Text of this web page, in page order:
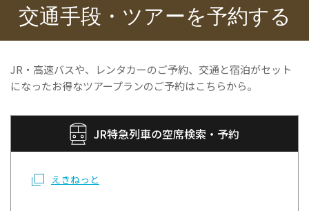
交通手段・ツアーを予約する
JR・高速バスや、レンタカーのご予約、交通と宿泊がセット
になったお得なツアープランのご予約はこちらから。
JR特急列車の空席検索・予約
えきねっと